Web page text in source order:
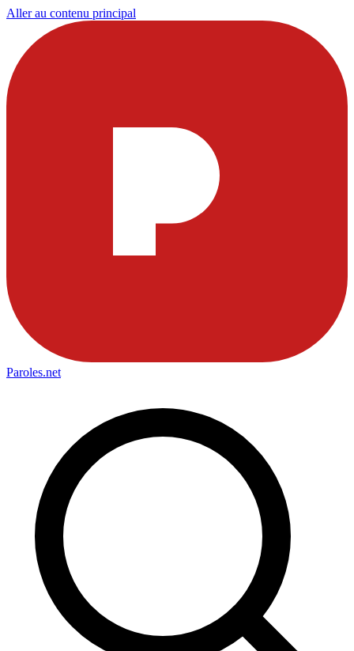
Aller au contenu principal
Paroles.net